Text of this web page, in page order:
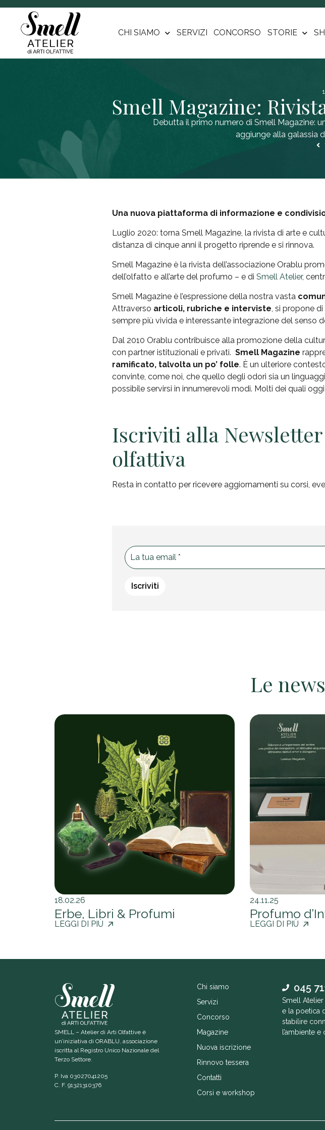
CHI SIAMO SERVIZI CONCORSO STORIE
Smell Magazine:
Debutta il primo numero di Smell Magazine:
aggiunge alla galassia
Una nuova piattaforma di informazione e
Luglio 2020: torna Smell Magazine, la rivista di arte e
distanza di cinque anni il progetto riprende e si rinnova.
Smell Magazine è la rivista dell’associazione Orablu
dell’olfatto e all’arte del profumo – e di Smell Atelier,
Smell Magazine è l’espressione della nostra vasta
Attraverso articoli, rubriche e interviste, si propone
sempre più vivida e interessante integrazione del senso
Dal 2010 Orablu contribuisce alla promozione della
con partner istituzionali e privati. Smell Magazine
ramificato, talvolta un po’ folle. È un ulteriore
convinte, come noi, che quello degli odori sia un
possibile servirsi in innumerevoli modi. Molti dei quali
Iscriviti alla
olfattiva
Resta in contatto per ricevere aggiornamenti su corsi,
Le
18.02.26
Erbe, Libri & Profumi
LEGGI DI PIÙ
24.11.25
Profumo
LEGGI DI PIÙ
SMELL – Atelier di Arti Olfattive è
un’iniziativa di ORABLU, associazione
iscritta al Registro Unico Nazionale del
Terzo Settore.
P. Iva 03027041205
C. F. 91321310376
Chi siamo
Servizi
Concorso
Magazine
Nuova iscrizione
Rinnovo tessera
Contatti
Corsi e workshop
045
Smell
e la poetica
stabilire
l’ambiente